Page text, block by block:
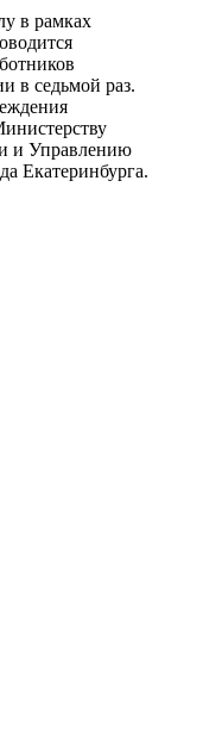
в рамках
в седьмой раз.
и Управлению
Екатеринбурга.